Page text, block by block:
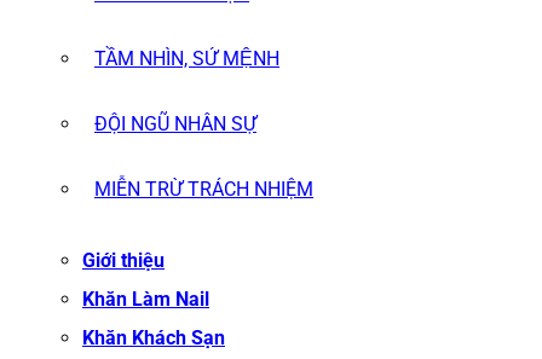
TẦM NHÌN, SỨ MỆNH
ĐỘI NGŨ NHÂN SỰ
MIỄN TRỪ TRÁCH NHIỆM
Giới thiệu
Khăn Làm Nail
Khăn Khách Sạn